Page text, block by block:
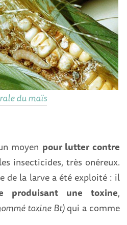
du maïs
moyen pour lutter contre
insecticides, très onéreux.
de la larve a été exploité : il
produisant une toxine,
toxine Bt)qui a comme